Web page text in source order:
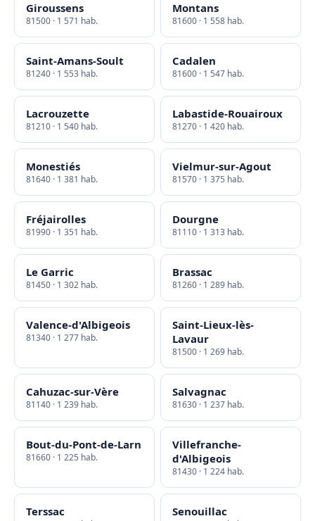
Giroussens
81500 · 1 571 hab.
Montans
81600 · 1 558 hab.
Saint-Amans-Soult
81240 · 1 553 hab.
Cadalen
81600 · 1 547 hab.
Lacrouzette
81210 · 1 540 hab.
Labastide-Rouairoux
81270 · 1 420 hab.
Monestiés
81640 · 1 381 hab.
Vielmur-sur-Agout
81570 · 1 375 hab.
Fréjairolles
81990 · 1 351 hab.
Dourgne
81110 · 1 313 hab.
Le Garric
81450 · 1 302 hab.
Brassac
81260 · 1 289 hab.
Valence-d'Albigeois
81340 · 1 277 hab.
Saint-Lieux-lès-
Lavaur
81500 · 1 269 hab.
Cahuzac-sur-Vère
81140 · 1 239 hab.
Salvagnac
81630 · 1 237 hab.
Bout-du-Pont-de-Larn
81660 · 1 225 hab.
Villefranche-
d'Albigeois
81430 · 1 224 hab.
Terssac Senouillac